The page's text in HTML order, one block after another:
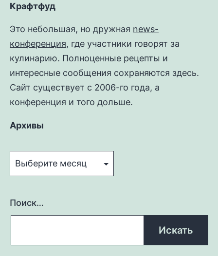
Крафтфуд
Это небольшая, но дружная news-
конференция, где участники говорят за
кулинарию. Полноценные рецепты и
интересные сообщения сохраняются здесь.
Сайт существует с 2006-го года, а
конференция и того дольше.
Архивы
Поиск…